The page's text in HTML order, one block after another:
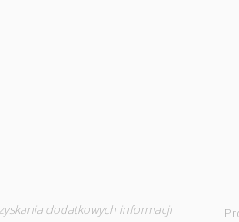
dodatkowych informacji